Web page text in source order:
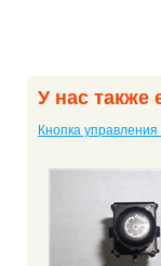
У нас также